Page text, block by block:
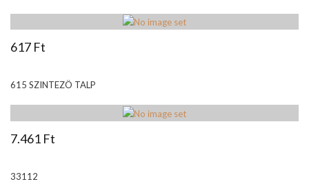
617 Ft
615 SZINTEZÖ TALP
7.461 Ft
33112